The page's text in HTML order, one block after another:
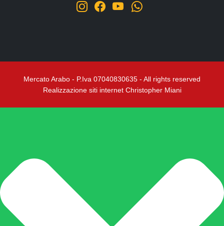
Mercato Arabo - P.Iva 07040830635 - All rights reserved
Realizzazione siti internet Christopher Miani